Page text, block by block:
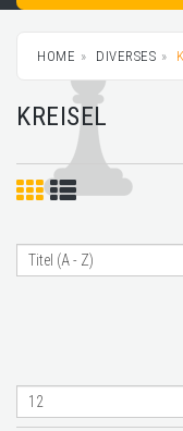
HOME DIVERSES
KREISEL